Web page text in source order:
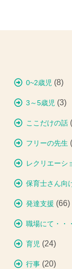
0~2歳児 (8)
3～5歳児 (3)
ここだけの話
フリーの先生
レクリエーシ
保育士さん向
発達支援 (66)
職場にて・・・
育児 (24)
行事 (20)